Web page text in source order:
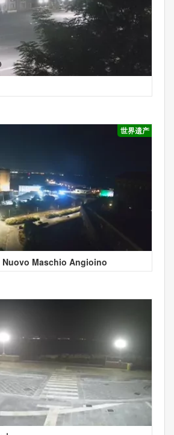
世界遗产
Nuovo Maschio Angioino